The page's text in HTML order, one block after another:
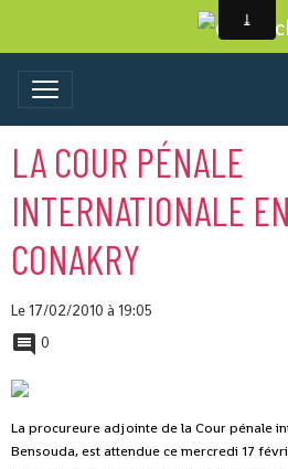
LA COUR PÉNALE
INTERNATIONALE
CONAKRY
Le 17/02/2010 à 19:05
0
La procureure adjointe de la Cour pénale
Bensouda, est attendue ce mercredi 17